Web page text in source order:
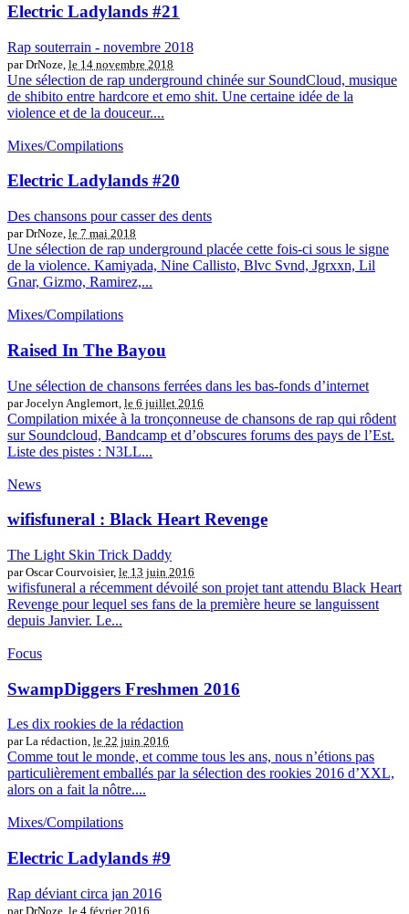
Electric Ladylands #21
Rap souterrain - novembre 2018
par DrNoze, le 14 novembre 2018
Une sélection de rap underground chinée sur SoundCloud, musique
de shibito entre hardcore et emo shit. Une certaine idée de la
violence et de la douceur....
Mixes/Compilations
Electric Ladylands #20
Des chansons pour casser des dents
par DrNoze, le 7 mai 2018
Une sélection de rap underground placée cette fois-ci sous le signe
de la violence. Kamiyada, Nine Callisto, Blvc Svnd, Jgrxxn, Lil
Gnar, Gizmo, Ramirez,...
Mixes/Compilations
Raised In The Bayou
Une sélection de chansons ferrées dans les bas-fonds d’internet
par Jocelyn Anglemort, le 6 juillet 2016
Compilation mixée à la tronçonneuse de chansons de rap qui rôdent
sur Soundcloud, Bandcamp et d’obscures forums des pays de l’Est.
Liste des pistes : N3LL...
News
wifisfuneral : Black Heart Revenge
The Light Skin Trick Daddy
par Oscar Courvoisier, le 13 juin 2016
wifisfuneral a récemment dévoilé son projet tant attendu Black Heart
Revenge pour lequel ses fans de la première heure se languissent
depuis Janvier. Le...
Focus
SwampDiggers Freshmen 2016
Les dix rookies de la rédaction
par La rédaction, le 22 juin 2016
Comme tout le monde, et comme tous les ans, nous n’étions pas
particulièrement emballés par la sélection des rookies 2016 d’XXL,
alors on a fait la nôtre....
Mixes/Compilations
Electric Ladylands #9
Rap déviant circa jan 2016
par DrNoze, le 4 février 2016